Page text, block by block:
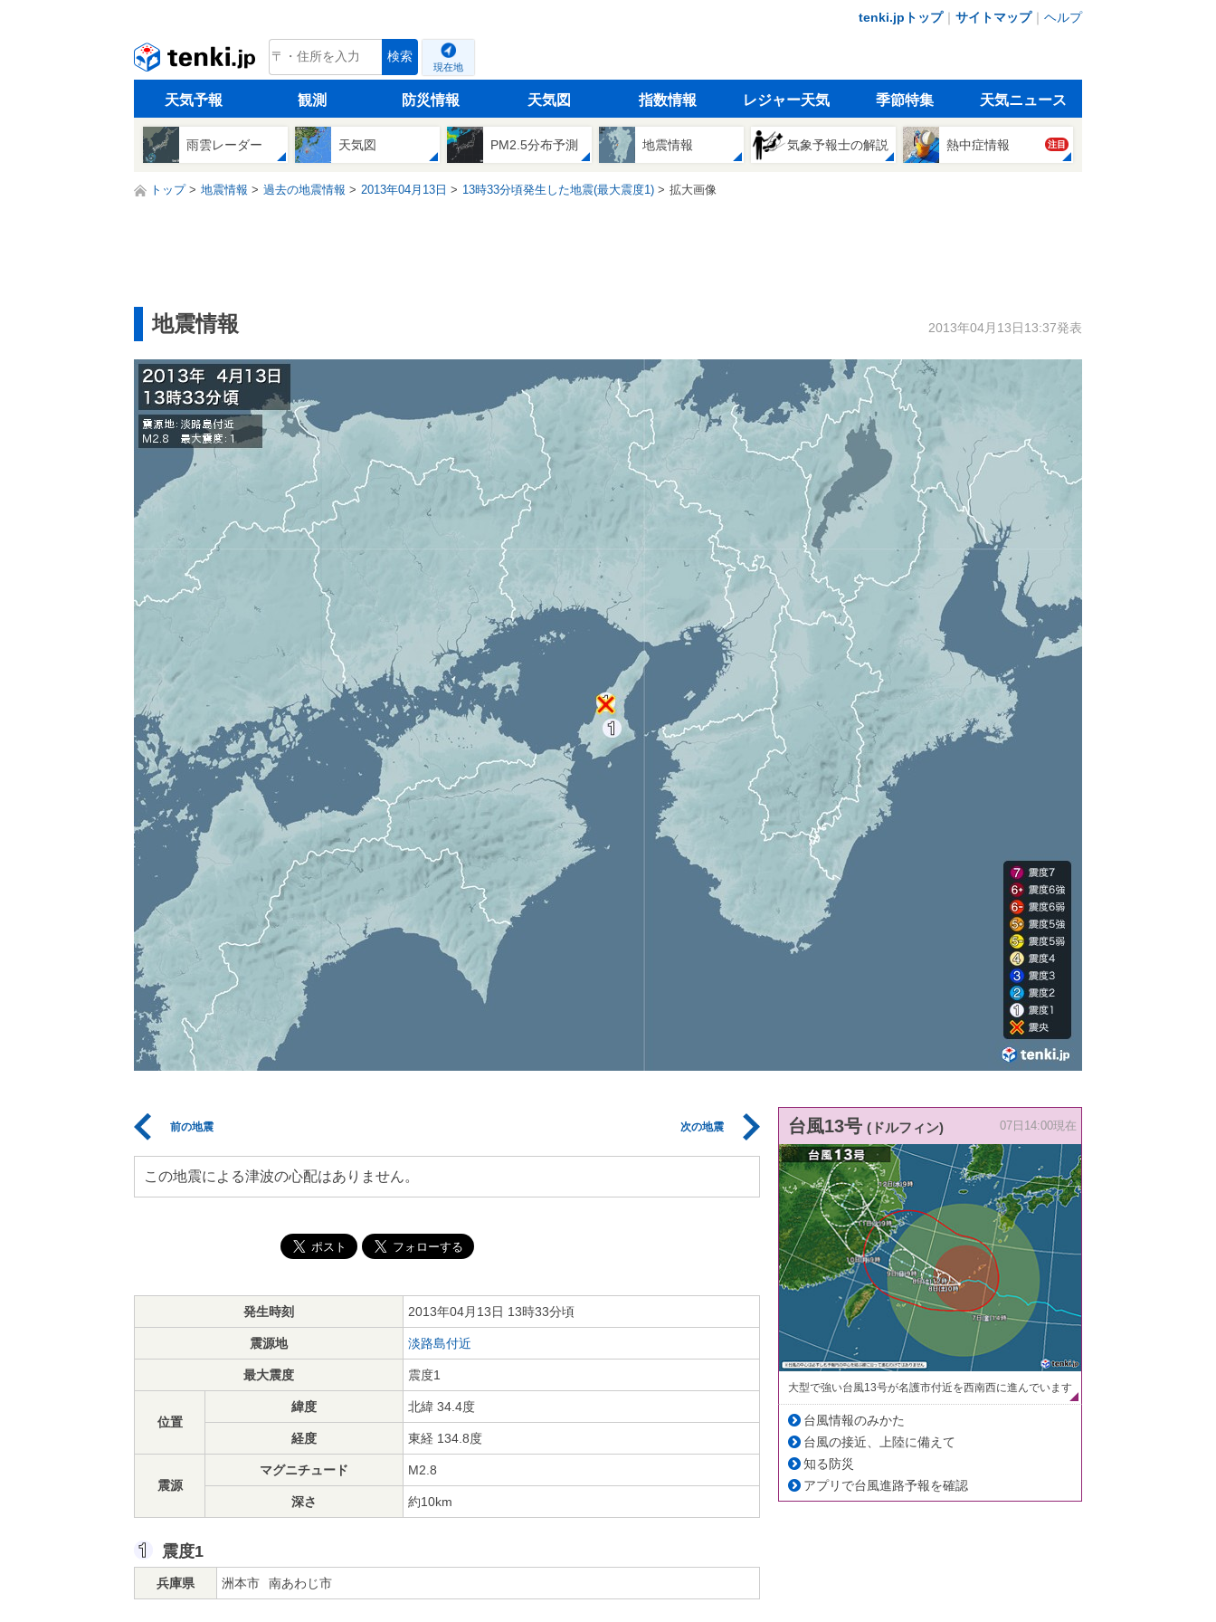
tenki.jpトップ｜ サイトマップ｜ ヘルプ
tenki.jp 検索
現在地
天気予報 観測 防災情報 天気図 指数情報 レジャー天気 季節特集 天気ニュース
雨雲レーダー 天気図 PM2.5分布予測 地震情報 気象予報士の解説 熱中症情報 注目
トップ 地震情報 過去の地震情報 2013年04月13日 13時33分頃発生した地震(最大震度1) 拡大画像
地震情報 2013年04月13日13:37発表
前の地震 次の地震
この地震による津波の心配はありません。
発生時刻 2013年04月13日 13時33分頃
震源地 淡路島付近
最大震度 震度1
位置
緯度 北緯 34.4度
経度 東経 134.8度
震源
マグニチュード M2.8
深さ 約10km
震度1
兵庫県 洲本市 南あわじ市
台風13号 (ドルフィン) 07日14:00現在
大型で強い台風13号が名護市付近を西南西に進んでいます
台風情報のみかた
台風の接近、上陸に備えて
知る防災
アプリで台風進路予報を確認